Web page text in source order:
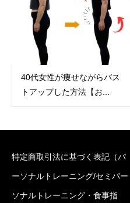
40代女性が痩せながらバス
トアップした方法【お...
特定商取引法に基づく表記（パ
ーソナルトレーニング/セミパー
ソナルトレーニング・食事指